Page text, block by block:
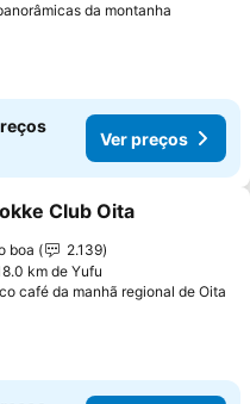
da montanha
Ver preços
aos favoritos
Club Oita
boa
2.139
km de Yufu
café da manhã regional de Oita